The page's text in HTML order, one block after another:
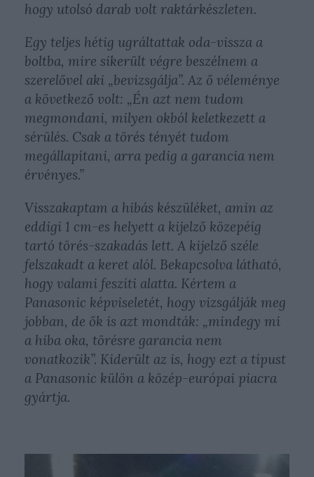
hogy utolsó darab volt raktárkészleten.
Egy teljes hétig ugráltattak oda-vissza a
boltba, mire sikerült végre beszélnem a
szerelővel aki „bevizsgálja”. Az ő véleménye
a következő volt: „Én azt nem tudom
megmondani, milyen okból keletkezett a
sérülés. Csak a törés tényét tudom
megállapítani, arra pedig a garancia nem
érvényes.”
Visszakaptam a hibás készüléket, amin az
eddigi 1 cm-es helyett a kijelző közepéig
tartó törés-szakadás lett. A kijelző széle
felszakadt a keret alól. Bekapcsolva látható,
hogy valami feszíti alatta. Kértem a
Panasonic képviseletét, hogy vizsgálják meg
jobban, de ők is azt mondták: „mindegy mi
a hiba oka, törésre garancia nem
vonatkozik”. Kiderült az is, hogy ezt a típust
a Panasonic külön a közép-európai piacra
gyártja.